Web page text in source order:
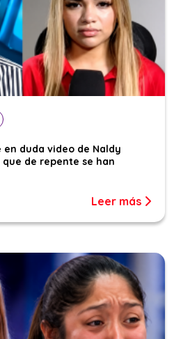
en duda video de Naldy
que de repente se han
Leer más